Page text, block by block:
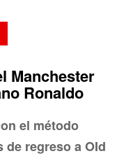
Manchester
Ronaldo
el método
regreso a OId